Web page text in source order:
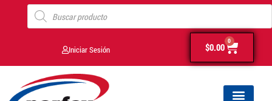
Iniciar Sesión $0.00
0